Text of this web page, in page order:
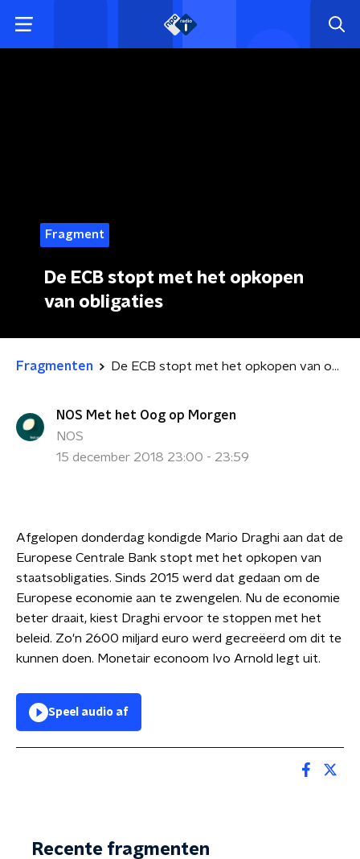
Fragment
De ECB stopt met het opkopen
van obligaties
Fragmenten De ECB stopt met het opkopen van obligaties
NOS Met het Oog op Morgen
NOS
15 december 2018 23:00 - 23:59
Afgelopen donderdag kondigde Mario Draghi aan dat de
Europese Centrale Bank stopt met het opkopen van
staatsobligaties. Sinds 2015 werd dat gedaan om de
Europese economie aan te zwengelen. Nu de economie
beter draait, kiest Draghi ervoor te stoppen met het
beleid. Zo'n 2600 miljard euro werd gecreëerd om dit te
kunnen doen. Monetair econoom Ivo Arnold legt uit.
Speel audio af
Recente fragmenten